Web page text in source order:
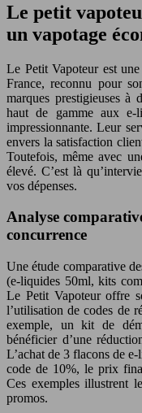
Le petit
un vapotage
Le Petit Vapoteur est
France, reconnu pour
marques prestigieuses à
haut de gamme aux e-
impressionnante. Leur
envers la satisfaction
Toutefois, même avec
élevé. C’est là
vos dépenses.
Analyse
concurrence
Une étude comparative
(e-liquides 50ml, kits
Le Petit Vapoteur offre
l’utilisation de codes de
exemple, un kit de
bénéficier d’une
L’achat de 3 flacons de
code de 10%, le prix
Ces exemples illustrent
promos.